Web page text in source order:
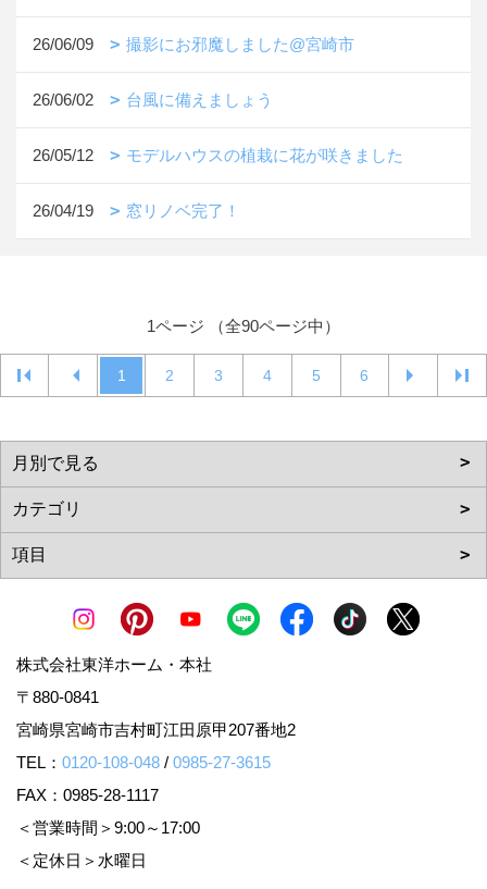
26/06/09 撮影にお邪魔しました@宮崎市
26/06/02 台風に備えましょう
26/05/12 モデルハウスの植栽に花が咲きました
26/04/19 窓リノベ完了！
1ページ （全90ページ中）
1 2 3 4 5 6
株式会社東洋ホーム・本社
〒880-0841
宮崎県宮崎市吉村町江田原甲207番地2
TEL： 0120-108-048 / 0985-27-3615
FAX：0985-28-1117
＜営業時間＞9:00～17:00
＜定休日＞水曜日